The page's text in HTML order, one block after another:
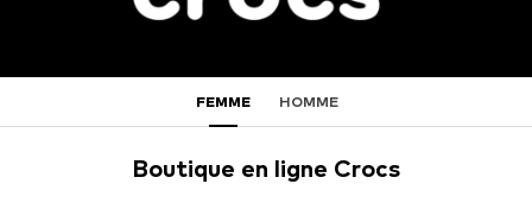
FEMME HOMME
Boutique en ligne Crocs